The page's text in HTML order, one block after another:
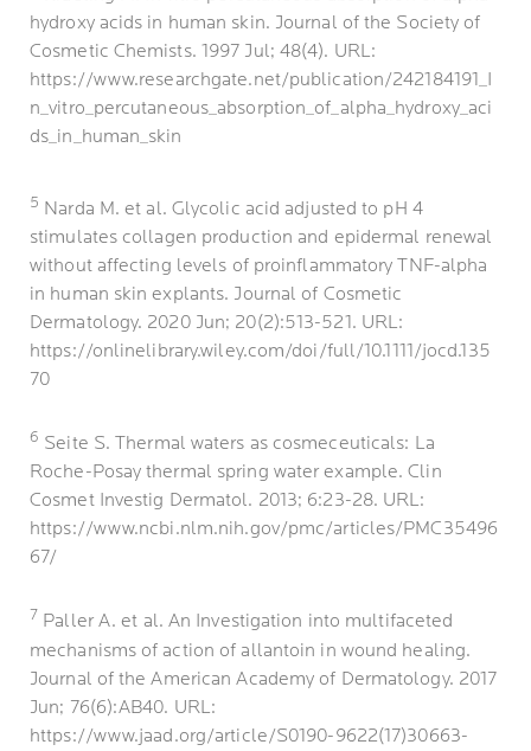
hydroxy acids in human skin. Journal of the Society of
Cosmetic Chemists. 1997 Jul; 48(4). URL:
https://www.researchgate.net/publication/242184191_I
n_vitro_percutaneous_absorption_of_alpha_hydroxy_aci
ds_in_human_skin
5 Narda M. et al. Glycolic acid adjusted to pH 4
stimulates collagen production and epidermal renewal
without affecting levels of proinflammatory TNF-alpha
in human skin explants. Journal of Cosmetic
Dermatology. 2020 Jun; 20(2):513-521. URL:
https://onlinelibrary.wiley.com/doi/full/10.1111/jocd.135
70
6 Seite S. Thermal waters as cosmeceuticals: La
Roche-Posay thermal spring water example. Clin
Cosmet Investig Dermatol. 2013; 6:23-28. URL:
https://www.ncbi.nlm.nih.gov/pmc/articles/PMC35496
67/
7 Paller A. et al. An Investigation into multifaceted
mechanisms of action of allantoin in wound healing.
Journal of the American Academy of Dermatology. 2017
Jun; 76(6):AB40. URL:
https://www.jaad.org/article/S0190-9622(17)30663-